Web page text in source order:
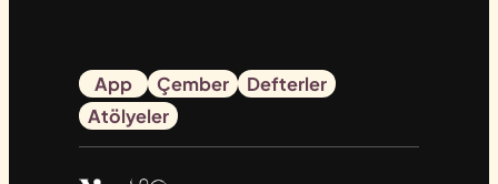
App Çember
Defterler
Atölyeler